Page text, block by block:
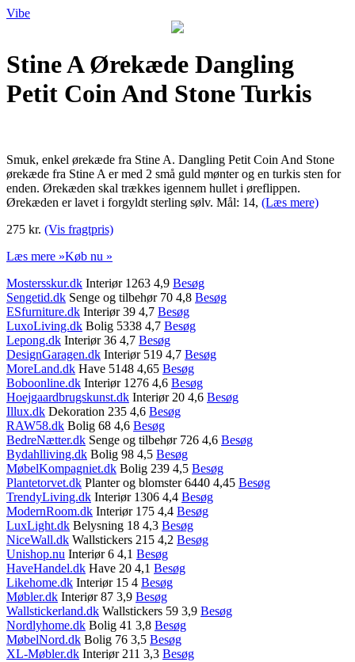
Vibe
Stine A Ørekæde Dangling
Petit Coin And Stone Turkis
Smuk, enkel ørekæde fra Stine A. Dangling Petit Coin And Stone
ørekæde fra Stine A er med 2 små guld mønter og en turkis sten for
enden. Ørekæden skal trækkes igennem hullet i øreflippen.
Ørekæden er lavet i forgyldt sterling sølv. Mål: 14, (Læs mere)
275 kr. (Vis fragtpris)
Læs mere »Køb nu »
Mostersskur.dk Interiør 1263 4,9 Besøg
Sengetid.dk Senge og tilbehør 70 4,8 Besøg
ESfurniture.dk Interiør 39 4,7 Besøg
LuxoLiving.dk Bolig 5338 4,7 Besøg
Lepong.dk Interiør 36 4,7 Besøg
DesignGaragen.dk Interiør 519 4,7 Besøg
MoreLand.dk Have 5148 4,65 Besøg
Boboonline.dk Interiør 1276 4,6 Besøg
Hoejgaardbrugskunst.dk Interiør 20 4,6 Besøg
Illux.dk Dekoration 235 4,6 Besøg
RAW58.dk Bolig 68 4,6 Besøg
BedreNætter.dk Senge og tilbehør 726 4,6 Besøg
Bydahlliving.dk Bolig 98 4,5 Besøg
MøbelKompagniet.dk Bolig 239 4,5 Besøg
Plantetorvet.dk Planter og blomster 6440 4,45 Besøg
TrendyLiving.dk Interiør 1306 4,4 Besøg
ModernRoom.dk Interiør 175 4,4 Besøg
LuxLight.dk Belysning 18 4,3 Besøg
NiceWall.dk Wallstickers 215 4,2 Besøg
Unishop.nu Interiør 6 4,1 Besøg
HaveHandel.dk Have 20 4,1 Besøg
Likehome.dk Interiør 15 4 Besøg
Møbler.dk Interiør 87 3,9 Besøg
Wallstickerland.dk Wallstickers 59 3,9 Besøg
Nordlyhome.dk Bolig 41 3,8 Besøg
MøbelNord.dk Bolig 76 3,5 Besøg
XL-Møbler.dk Interiør 211 3,3 Besøg